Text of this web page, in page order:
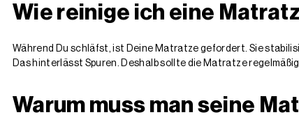
Wie reinige ich eine
Während Du schläfst, ist Deine Matratze gefordert. Sie
Das hinterlässt Spuren. Deshalb sollte die Matratze
Warum muss man seine